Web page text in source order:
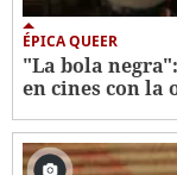
ÉPICA QUEER
"La bola
en cines con la